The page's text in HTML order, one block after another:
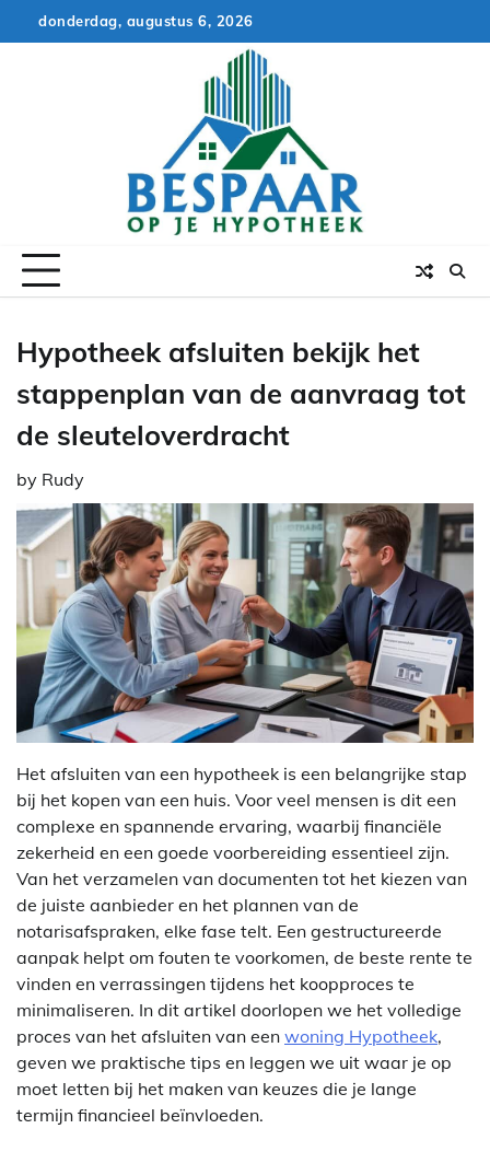
to
donderdag, augustus 6, 2026
Hypotheek afsluiten bekijk het
stappenplan van de aanvraag tot
de sleuteloverdracht
by Rudy
Het afsluiten van een hypotheek is een belangrijke stap
bij het kopen van een huis. Voor veel mensen is dit een
complexe en spannende ervaring, waarbij financiële
zekerheid en een goede voorbereiding essentieel zijn.
Van het verzamelen van documenten tot het kiezen van
de juiste aanbieder en het plannen van de
notarisafspraken, elke fase telt. Een gestructureerde
aanpak helpt om fouten te voorkomen, de beste rente te
vinden en verrassingen tijdens het koopproces te
minimaliseren. In dit artikel doorlopen we het volledige
proces van het afsluiten van een woning Hypotheek,
geven we praktische tips en leggen we uit waar je op
moet letten bij het maken van keuzes die je lange
termijn financieel beïnvloeden.